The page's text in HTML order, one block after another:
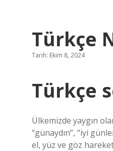
Türkçe
Tarih: Ekim 8, 2024
Türkçe
Ülkemizde yaygın
“günaydın”, “iyi
el, yüz ve göz